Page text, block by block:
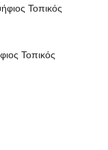
Τοπικός
Τοπικός